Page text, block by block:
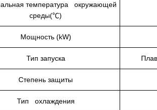
температура окружающей
среды(℃)
Мощность (kW)
Тип запуска
Степень защиты
Тип охлаждения